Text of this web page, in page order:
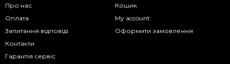
Про нас
Оплата
Запитання відповіді
Контакти
Гарантія сервіс
Кошик
My account
Оформити замовлення